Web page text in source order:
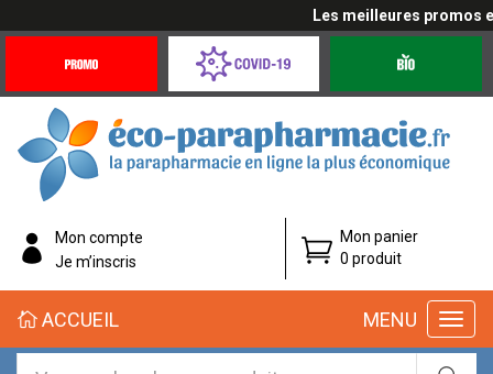
Les meilleures promos
Offres
Coronavirus
éco-
parapharmacie.fr
éco-
parapharmacie.fr
Mon compte
Je m’inscris
Mon panier
0 produit
MENU
ACCUEIL